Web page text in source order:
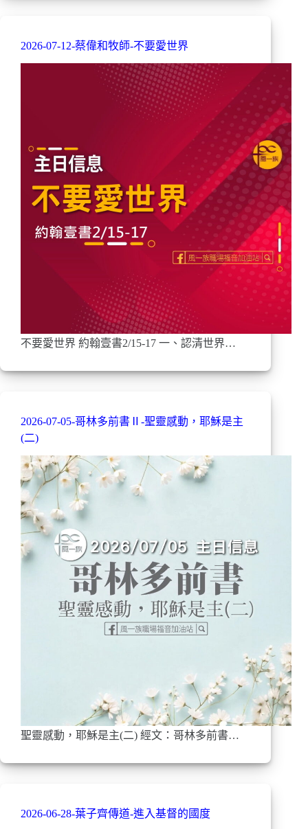
2026-07-12-蔡偉和牧師-不要愛世界
不要愛世界 約翰壹書2/15-17 一、認清世界…
2026-07-05-哥林多前書Ⅱ-聖靈感動，耶穌是主
(二)
聖靈感動，耶穌是主(二) 經文：哥林多前書…
2026-06-28-葉子齊傳道-進入基督的國度